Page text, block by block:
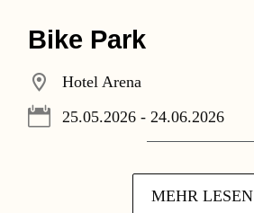
Bike Park
Hotel Arena
25.05.2026 - 24.06.2026
MEHR LESEN